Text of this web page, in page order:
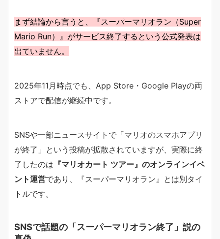
まず結論から言うと、『スーパーマリオラン（Super
Mario Run）』がサービス終了するという公式発表は
出ていません。
2025年11月時点でも、App Store・Google Playの両
ストアで配信が継続中です。
SNSや一部ニュースサイトで「マリオのスマホアプリ
が終了」という投稿が拡散されていますが、実際に終
了したのは 『マリオカート ツアー』のオンラインイベ
ント運営であり、『スーパーマリオラン』とは別タイ
トルです。
SNSで話題の「スーパーマリオラン終了」説の